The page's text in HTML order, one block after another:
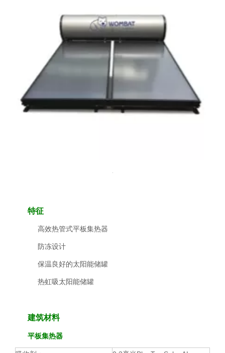
特征
高效热管式平板集热器
防冻设计
保温良好的太阳能储罐
热虹吸太阳能储罐
建筑材料
平板集热器